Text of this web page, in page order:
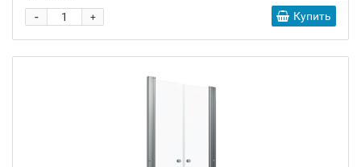
+
- Купить